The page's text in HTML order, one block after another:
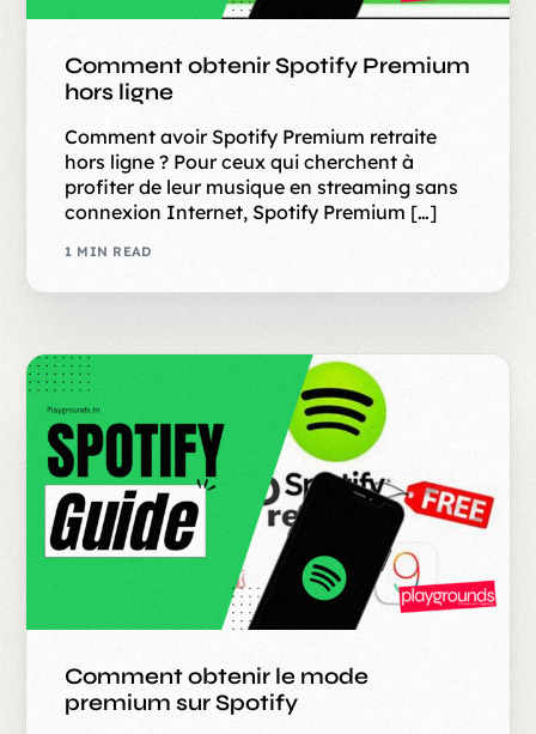
Comment obtenir Spotify Premium
hors ligne
Comment avoir Spotify Premium retraite
hors ligne ? Pour ceux qui cherchent à
profiter de leur musique en streaming sans
connexion Internet, Spotify Premium […]
1 MIN READ
Comment obtenir le mode
premium sur Spotify